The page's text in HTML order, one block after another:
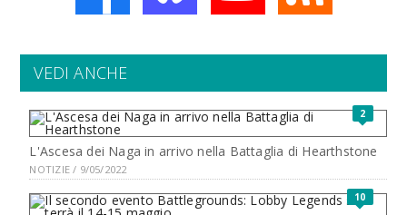
VEDI ANCHE
2
L'Ascesa dei Naga in arrivo nella Battaglia di Hearthstone
NOTIZIE / 9/05/2022
10